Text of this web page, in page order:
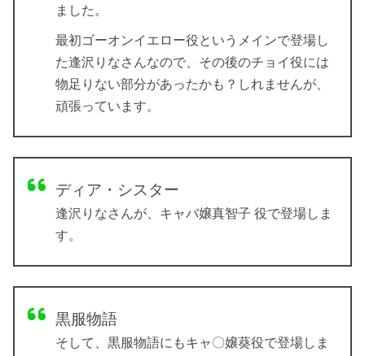
ました。
最初ゴーオンイエロー役というメインで登場し
た逢沢りなさんなので、その後のチョイ役には
物足りない部分があったかも？しれませんが、
頑張っています。
ディア・シスター
逢沢りなさんが、キャバ嬢真智子 役で登場しま
す。
黒服物語
そして、黒服物語にもキャ〇嬢葵役で登場しま